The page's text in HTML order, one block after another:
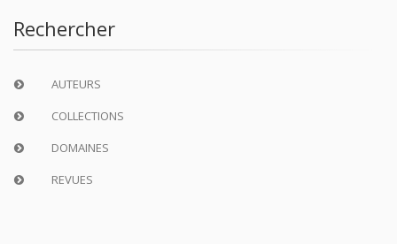
Rechercher
AUTEURS
COLLECTIONS
DOMAINES
REVUES